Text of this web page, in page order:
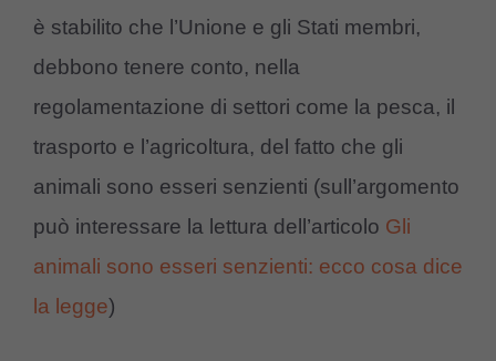
è stabilito che l’Unione e gli Stati membri,
debbono tenere conto, nella
regolamentazione di settori come la pesca, il
trasporto e l’agricoltura, del fatto che gli
animali sono esseri senzienti (sull’argomento
può interessare la lettura dell’articolo Gli
animali sono esseri senzienti: ecco cosa dice
la legge)